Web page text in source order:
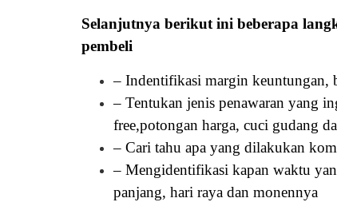
Selanjutnya berikut ini beberapa
pembeli
– Indentifikasi margin keuntungan,
– Tentukan jenis penawaran yang
free,potongan harga, cuci gudang
– Cari tahu apa yang dilakukan
– Mengidentifikasi kapan waktu
panjang, hari raya dan monennya